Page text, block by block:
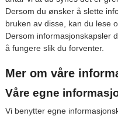
Dersom du ønsker å slette
bruken av disse, kan du lese
Dersom informasjonskapsler
å fungere slik du forventer.
Mer om våre
Våre egne
Vi benytter egne